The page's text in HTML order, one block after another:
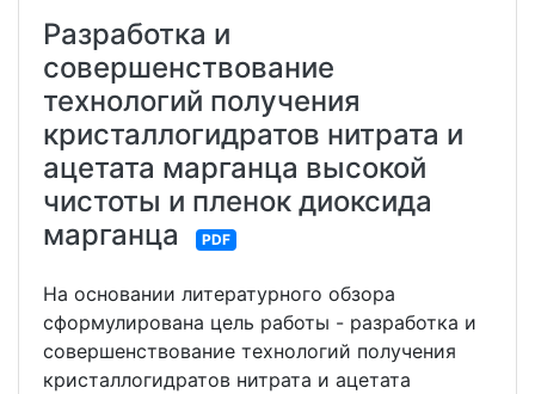
Разработка и
совершенствование
технологий получения
кристаллогидратов нитрата и
ацетата марганца высокой
чистоты и пленок диоксида
марганца
PDF
На основании литературного обзора
сформулирована цель работы - разработка и
совершенствование технологий получения
кристаллогидратов нитрата и ацетата